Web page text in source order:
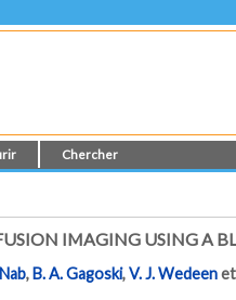
Chercher
IMAGING USING A
,B. A. Gagoski,V. J. Wedeen